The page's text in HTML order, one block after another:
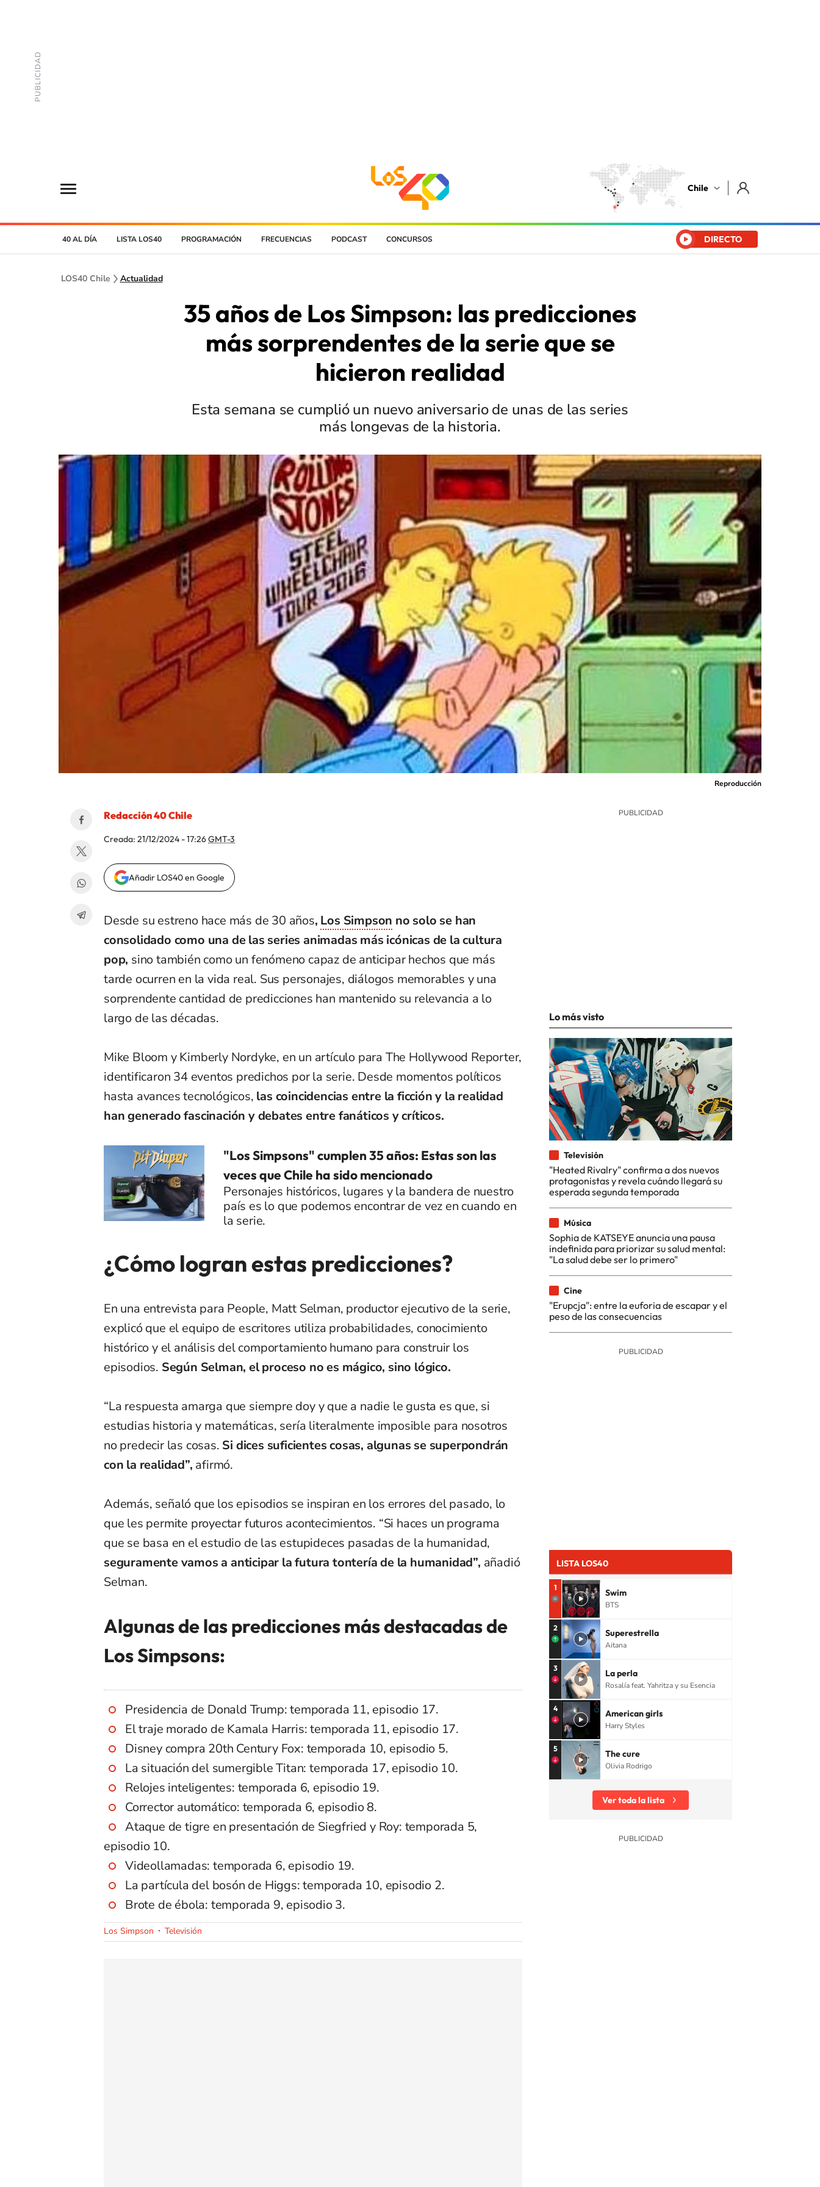
Chile
40 AL DÍA LISTA LOS40 PROGRAMACIÓN FRECUENCIAS PODCAST CONCURSOS DIRECTO
LOS40 Chile Actualidad
35 años de Los Simpson: las predicciones
más sorprendentes de la serie que se
hicieron realidad
Esta semana se cumplió un nuevo aniversario de unas de las series
más longevas de la historia.
Reproducción
Redacción 40 Chile
Creada: 21/12/2024 - 17:26GMT-3
Añadir LOS40 en Google
Desde su estreno hace más de 30 años, Los Simpson no solo se han
consolidado como una de las series animadas más icónicas de la cultura
pop, sino también como un fenómeno capaz de anticipar hechos que más
tarde ocurren en la vida real. Sus personajes, diálogos memorables y una
sorprendente cantidad de predicciones han mantenido su relevancia a lo
largo de las décadas.
Mike Bloom y Kimberly Nordyke, en un artículo para The Hollywood Reporter,
identificaron 34 eventos predichos por la serie. Desde momentos políticos
hasta avances tecnológicos, las coincidencias entre la ficción y la realidad
han generado fascinación y debates entre fanáticos y críticos.
"Los Simpsons" cumplen 35 años: Estas son las
veces que Chile ha sido mencionado
Personajes históricos, lugares y la bandera de nuestro
país es lo que podemos encontrar de vez en cuando en
la serie.
¿Cómo logran estas predicciones?
En una entrevista para People, Matt Selman, productor ejecutivo de la serie,
explicó que el equipo de escritores utiliza probabilidades, conocimiento
histórico y el análisis del comportamiento humano para construir los
episodios. Según Selman, el proceso no es mágico, sino lógico.
“La respuesta amarga que siempre doy y que a nadie le gusta es que, si
estudias historia y matemáticas, sería literalmente imposible para nosotros
no predecir las cosas. Si dices suficientes cosas, algunas se superpondrán
con la realidad”, afirmó.
Además, señaló que los episodios se inspiran en los errores del pasado, lo
que les permite proyectar futuros acontecimientos. “Si haces un programa
que se basa en el estudio de las estupideces pasadas de la humanidad,
seguramente vamos a anticipar la futura tontería de la humanidad”, añadió
Selman.
Algunas de las predicciones más destacadas de
Los Simpsons:
Presidencia de Donald Trump: temporada 11, episodio 17.
El traje morado de Kamala Harris: temporada 11, episodio 17.
Disney compra 20th Century Fox: temporada 10, episodio 5.
La situación del sumergible Titan: temporada 17, episodio 10.
Relojes inteligentes: temporada 6, episodio 19.
Corrector automático: temporada 6, episodio 8.
Ataque de tigre en presentación de Siegfried y Roy: temporada 5,
episodio 10.
Videollamadas: temporada 6, episodio 19.
La partícula del bosón de Higgs: temporada 10, episodio 2.
Brote de ébola: temporada 9, episodio 3.
Los Simpson Televisión
Lo más visto
Televisión
"Heated Rivalry" confirma a dos nuevos
protagonistas y revela cuándo llegará su
esperada segunda temporada
Música
Sophia de KATSEYE anuncia una pausa
indefinida para priorizar su salud mental:
"La salud debe ser lo primero"
Cine
"Erupcja": entre la euforia de escapar y el
peso de las consecuencias
LISTA LOS40
1 Swim
BTS
2 Superestrella
Aitana
3 La perla
Rosalía feat. Yahritza y su Esencia
4 American girls
Harry Styles
5 The cure
Olivia Rodrigo
Ver toda la lista